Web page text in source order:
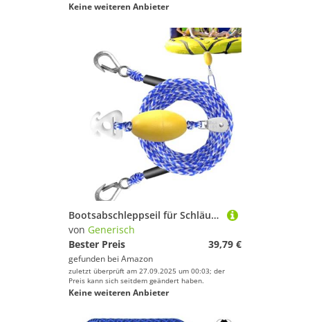
Keine weiteren Anbieter
Bootsabschleppseil für Schläuche | 4,8 m Marine-Abschleppseil – mit Schwimmerkugel und Haken, robuster Kajakgurt für Sicherheit beim Ziehen von Marine, Fluss, Meer, Surfen, Docken, Festmacher
von Generisch
Bester Preis
39,79 €
gefunden bei Amazon
zuletzt überprüft am 27.09.2025 um 00:03; der
Preis kann sich seitdem geändert haben.
Keine weiteren Anbieter